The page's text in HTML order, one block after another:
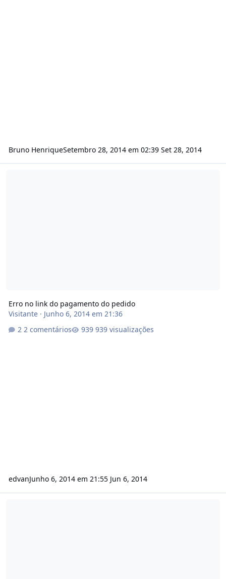
Bruno HenriqueSetembro 28, 2014 em 02:39 Set 28, 2014
Erro no link do pagamento do pedido
Visitante· Junho 6, 2014 em 21:36
2 comentários
939 visualizações
edvanJunho 6, 2014 em 21:55 Jun 6, 2014